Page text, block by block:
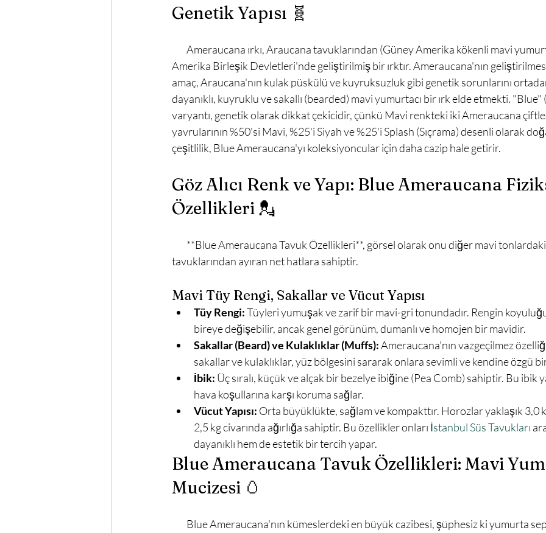
Genetik Yapısı 🧬
Amerika Birleşik Devletleri'nde geliştirilmiş bir ırktır. Ameraucana'nın
amaç, Araucana'nın kulak püskülü ve kuyruksuzluk gibi genetik sorunlarını
dayanıklı, kuyruklu ve sakallı (bearded) mavi yumurtacı bir ırk elde etmekti.
varyantı, genetik olarak dikkat çekicidir, çünkü Mavi renkteki iki Ameraucana
yavrularının %50'si Mavi, %25'i Siyah ve %25'i Splash (Sıçrama) desenli olarak
çeşitlilik, Blue Ameraucana'yı koleksiyoncular için daha cazip hale getirir.
Göz Alıcı Renk ve Yapı: Blue Ameraucana
Özellikleri 💂
tavuklarından ayıran net hatlara sahiptir.
Mavi Tüy Rengi, Sakallar ve Vücut Yapısı
Tüy Rengi: Tüyleri yumuşak ve zarif bir mavi-gri tonundadır. Rengin
bireye değişebilir, ancak genel görünüm, dumanlı ve homojen bir mavidir.
Sakallar (Beard) ve Kulaklıklar (Muffs): Ameraucana'nın vazgeçilmez
sakallar ve kulaklıklar, yüz bölgesini sararak onlara sevimli ve kendine özgü
İbik: Üç sıralı, küçük ve alçak bir bezelye ibiğine (Pea Comb) sahiptir. Bu ibik
hava koşullarına karşı koruma sağlar.
Vücut Yapısı: Orta büyüklükte, sağlam ve kompakttır. Horozlar yaklaşık 3,0
2,5 kg civarında ağırlığa sahiptir. Bu özellikler onları İstanbul Süs Tavukları
dayanıklı hem de estetik bir tercih yapar.
Blue Ameraucana Tavuk Özellikleri: Mavi
Mucizesi 🥚